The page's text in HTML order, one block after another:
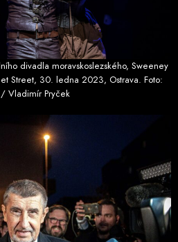
divadla moravskoslezského, Sweeney
Street, 30. ledna 2023, Ostrava. Foto:
Vladimír Pryček